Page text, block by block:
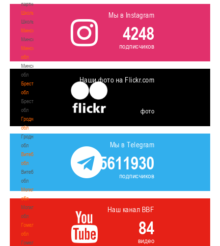
партнеры
Школы
Школы
Минск
Минск
Минская
обл
Минская
обл
Брестская
обл
Брестская
обл
Гродненская
обл
Гродненская
обл
Витебская
обл
Витебская
обл
Могилевская
обл
Могилевская
обл
Гомельская
обл
Гомельская
Мы в Instagram
4248
подписчиков
Наши фото на Flickr.com
фото
Мы в Telegram
5611930
подписчиков
Наш канал BBF
84
видео